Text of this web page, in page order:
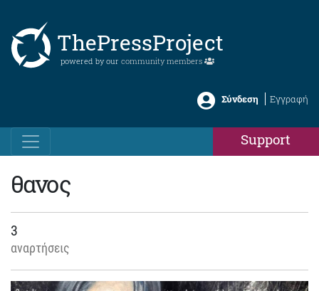
ThePressProject
powered by our community members
Σύνδεση Εγγραφή
Support
θανος
3
αναρτήσεις